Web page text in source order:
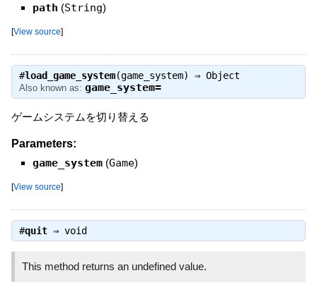
path (String)
[View source]
#load_game_system(game_system) ⇒ Object
Also known as: game_system=
ゲームシステムを切り替える
Parameters:
game_system (Game)
[View source]
#quit⇒ void
This method returns an undefined value.